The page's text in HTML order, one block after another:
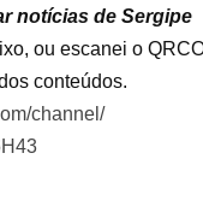
notícias de Sergipe
ou escanei o
conteúdos.
channel/